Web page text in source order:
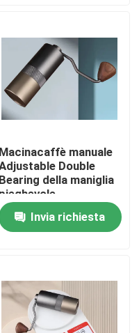
Macinacaffè manuale
Double
Bearing della maniglia
pieghevole
Invia richiesta